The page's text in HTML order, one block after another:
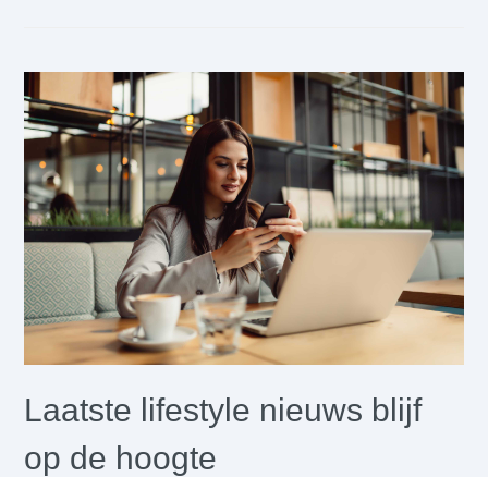
Laatste lifestyle nieuws blijf
op de hoogte